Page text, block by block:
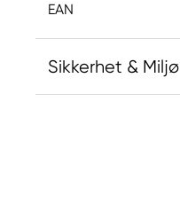
EAN
Sikkerhet & Miljø